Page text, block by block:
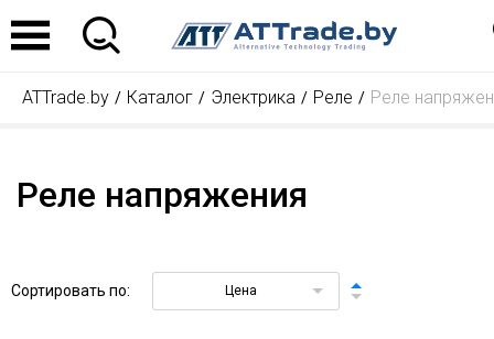
ATTrade.by Каталог Электрика Реле Реле
Реле напряжения
Сортировать по: Цена